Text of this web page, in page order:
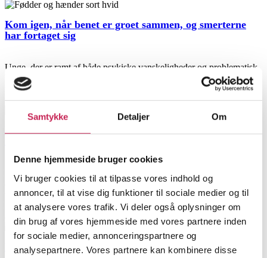
Samtykke Detaljer Om
Denne hjemmeside bruger cookies
Vi bruger cookies til at tilpasse vores indhold og
annoncer, til at vise dig funktioner til sociale medier og til
at analysere vores trafik. Vi deler også oplysninger om
din brug af vores hjemmeside med vores partnere inden
for sociale medier, annonceringspartnere og
analysepartnere. Vores partnere kan kombinere disse
Kom igen, når benet er groet sammen, og smerterne
har fortaget sig
Unge, der er ramt af både psykiske vanskeligheder og problematisk
brug af rusmidler, bliver alt for ofte mødt af beskeden: ‘Kom igen,
når du har det bedre’. Dét må vi kunne gøre anderledes. Der er brug
for mod til at møde de unge, hvor de er
Ungealliancen: Ingen dør må være forkert, når unge
Når unge under 25 år rammes af dobbeltdiagnoser, skal de mødes af
et system, der har åbne arme og tager ansvar. Det kan og skal ikke
være op til den enkelte unge selv at finde vej i junglen af
hjælpesystemer. Det skal være et systemansvar, hvor de unge mødes
af en ‘No Wrong Door,’ skriver Trine Ry og Susanne Pihl Hansen.
Hver fjerde unge kæmper med at finde frirum i